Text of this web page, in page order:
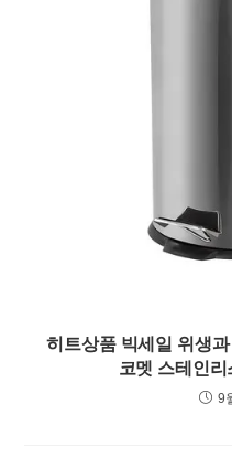
히트상품 빅세일 위생
코멧 스테인
9